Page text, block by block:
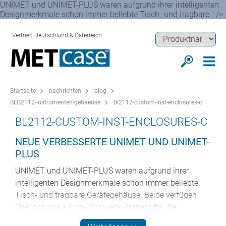
UNIMET und UNIMET-PLUS waren aufgrund ihrer intelligenten
Designmerkmale schon immer beliebte Tisch- und tragbare " />
Vertrieb Deutschland & Österreich
Startseite nachrichten
blog
BLG2112-instrumenten-gehaeuse
bl2112-custom-inst-enclosures-c
BL2112-CUSTOM-INST-ENCLOSURES-C
NEUE VERBESSERTE UNIMET UND UNIMET-
PLUS
UNIMET und UNIMET-PLUS waren aufgrund ihrer
intelligenten Designmerkmale schon immer beliebte
Tisch- und tragbare Gerätegehäuse. Beide verfügen
über optionale Kipp-/Schwenk-Tragegriffe, die
gleichzeitig als Schreibtischständer dienen. Diese Griffe